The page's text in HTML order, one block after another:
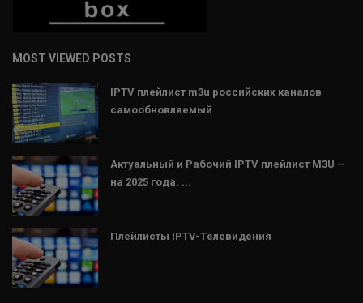
MOST VIEWED POSTS
IPTV плейлист m3u российских каналов
самообновляемый
Актуальный и Рабочий IPTV плейлист M3U –
на 2025 года. ...
Плейлисты IPTV-Tелевидения